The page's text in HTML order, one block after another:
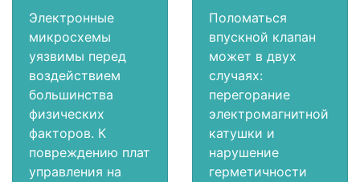
Электронные
микросхемы
уязвимы перед
воздействием
большинства
физических
факторов. К
повреждению плат
управления на
Поломаться
впускной клапан
может в двух
случаях:
перегорание
электромагнитной
катушки и
нарушение
герметичности